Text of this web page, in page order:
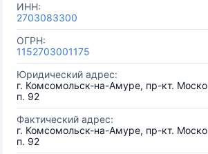
ИНН:
2703083300
ОГРН:
1152703001175
Юридический адрес:
г. Комсомольск-на-Амуре, пр-кт.
п. 92
Фактический адрес:
г. Комсомольск-на-Амуре, пр-кт.
п. 92